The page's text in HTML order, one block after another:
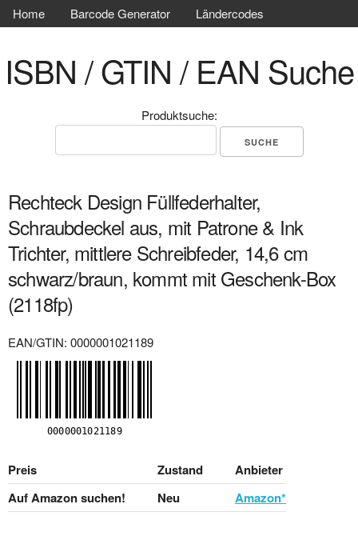
Home Barcode Generator Ländercodes
ISBN / GTIN / EAN Suche
Produktsuche:
Rechteck Design Füllfederhalter,
Schraubdeckel aus, mit Patrone & Ink
Trichter, mittlere Schreibfeder, 14,6 cm
schwarz/braun, kommt mit Geschenk-Box
(2118fp)
EAN/GTIN: 0000001021189
Preis Zustand
Anbieter
Auf Amazon suchen!
Neu Amazon*